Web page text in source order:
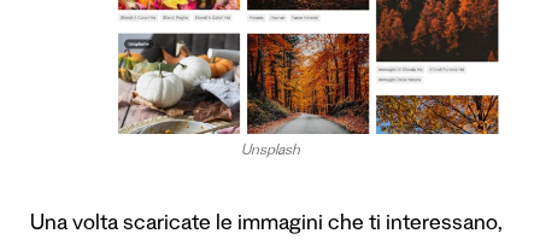
Unsplash
Una volta scaricate le immagini che ti interessano,